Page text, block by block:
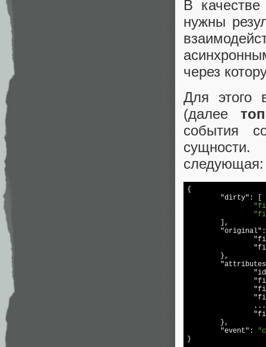
В
нужны
через
Для этого
(далее
события
следующая:
{
"dirty" : [
"original"
"event" :
}